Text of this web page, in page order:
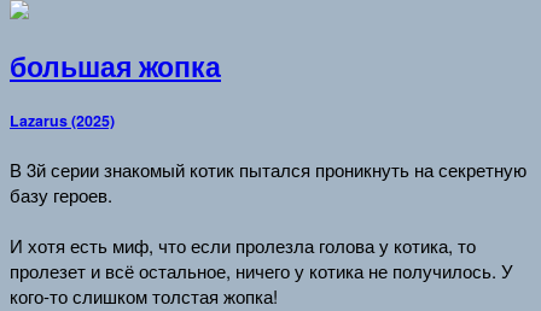
большая жопка
Lazarus (2025)
В 3й серии знакомый котик пытался проникнуть на секретную
базу героев.
И хотя есть миф, что если пролезла голова у котика, то
пролезет и всё остальное, ничего у котика не получилось. У
кого-то слишком толстая жопка!